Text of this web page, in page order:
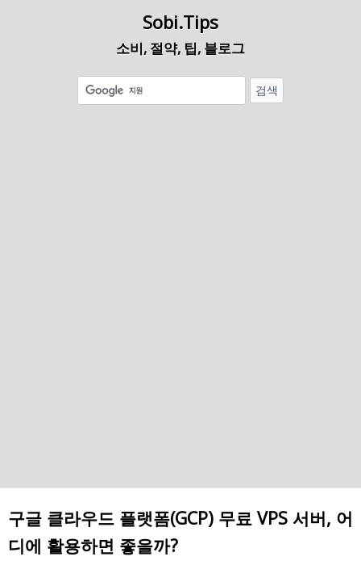
Sobi.Tips
소비, 절약, 팁, 블로그
구글 클라우드 플랫폼(GCP) 무료 VPS 서버, 어
디에 활용하면 좋을까?